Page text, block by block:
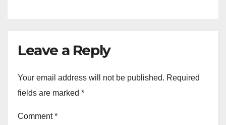
Leave a Reply
Your email address will not be published. Required
fields are marked *
Comment*